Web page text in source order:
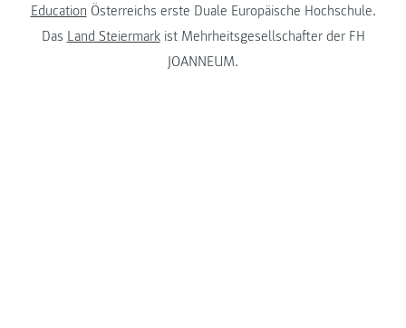
Education Österreichs erste Duale Europäische Hochschule.
Das Land Steiermarkist Mehrheitsgesellschafter der FH
JOANNEUM.